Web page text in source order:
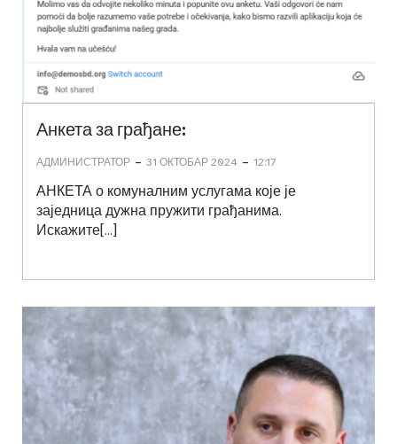
Анкета за грађане:
АДМИНИСТРАТОР - 31 ОКТОБАР 2024 - 12:17
АНКЕТА о комуналним услугама које је
заједница дужна пружити грађанима.
Искажите[…]